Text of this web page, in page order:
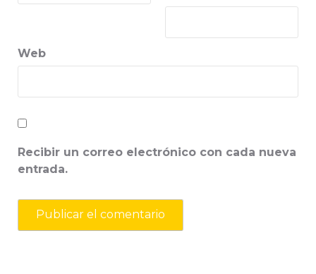
Web
Recibir un correo electrónico con cada nueva
entrada.